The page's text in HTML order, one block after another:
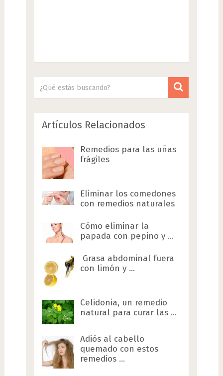
Artículos Relacionados
Remedios para las uñas
frágiles
Eliminar los comedones
con remedios naturales
Cómo eliminar la
papada con pepino y …
Grasa abdominal fuera
con limón y …
Celidonia, un remedio
natural para curar las …
Adiós al cabello
quemado con estos
remedios …